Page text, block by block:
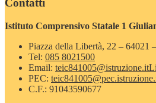
Contatti
Istituto Comprensivo Statale 1
Piazza della Libertà, 22 – 64021
Tel: 085 8021500
Email: teic841005@istruzione.it
PEC:
C.F.: 91043590677